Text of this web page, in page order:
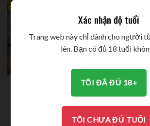
-24%
Rượu Vang Interiore Vino
450.000VND
Bia
MARTIN
Xác nhận độ tuổi
Trang web này chỉ dành cho người
lên. Bạn có đủ 18 tuổi
TÔI ĐÃ ĐỦ 18+
TÔI CHƯA ĐỦ TUỔI